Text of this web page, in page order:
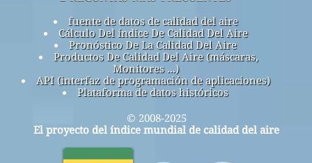
fuente de datos de calidad del aire
Cálculo Del índice De Calidad Del Aire
Pronóstico De La Calidad Del Aire
Productos De Calidad Del Aire (máscaras,
Monitores ...)
API (interfaz de programación de aplicaciones)
Plataforma de datos históricos
© 2008-2025
El proyecto del índice mundial de calidad del aire